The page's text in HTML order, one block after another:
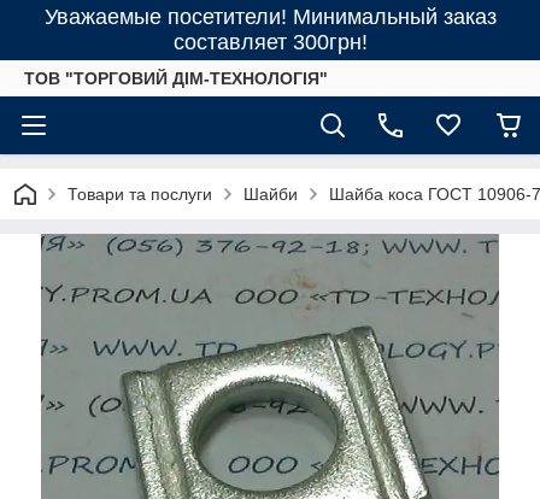
Уважаемые посетители! Минимальный заказ
составляет 300грн!
ТОВ "ТОРГОВИЙ ДІМ-ТЕХНОЛОГІЯ"
Товари та послуги Шайби Шайба коса ГОСТ 10906-